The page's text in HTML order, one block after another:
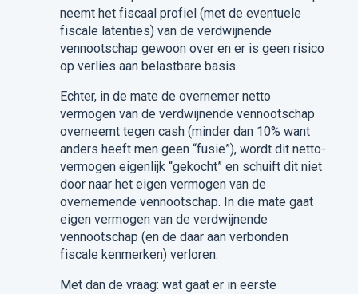
neemt het fiscaal profiel (met de eventuele
fiscale latenties) van de verdwijnende
vennootschap gewoon over en er is geen risico
op verlies aan belastbare basis.
Echter, in de mate de overnemer netto
vermogen van de verdwijnende vennootschap
overneemt tegen cash (minder dan 10% want
anders heeft men geen “fusie”), wordt dit netto-
vermogen eigenlijk “gekocht” en schuift dit niet
door naar het eigen vermogen van de
overnemende vennootschap. In die mate gaat
eigen vermogen van de verdwijnende
vennootschap (en de daar aan verbonden
fiscale kenmerken) verloren.
Met dan de vraag: wat gaat er in eerste